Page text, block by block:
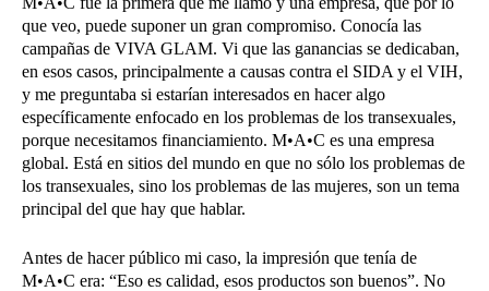
que veo, puede suponer un gran compromiso. Conocía las
campañas de VIVA GLAM. Vi que las ganancias se dedicaban,
en esos casos, principalmente a causas contra el SIDA y el VIH,
y me preguntaba si estarían interesados en hacer algo
específicamente enfocado en los problemas de los transexuales,
porque necesitamos financiamiento. M•A•C es una empresa
global. Está en sitios del mundo en que no sólo los problemas de
los transexuales, sino los problemas de las mujeres, son un tema
principal del que hay que hablar.
Antes de hacer público mi caso, la impresión que tenía de
M•A•C era: “Eso es calidad, esos productos son buenos”. No